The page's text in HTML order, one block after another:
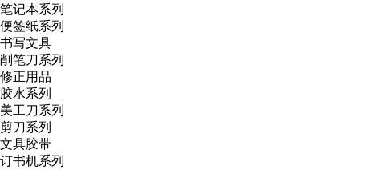
笔记本系列
便签纸系列
书写文具
削笔刀系列
修正用品
胶水系列
美工刀系列
剪刀系列
文具胶带
订书机系列